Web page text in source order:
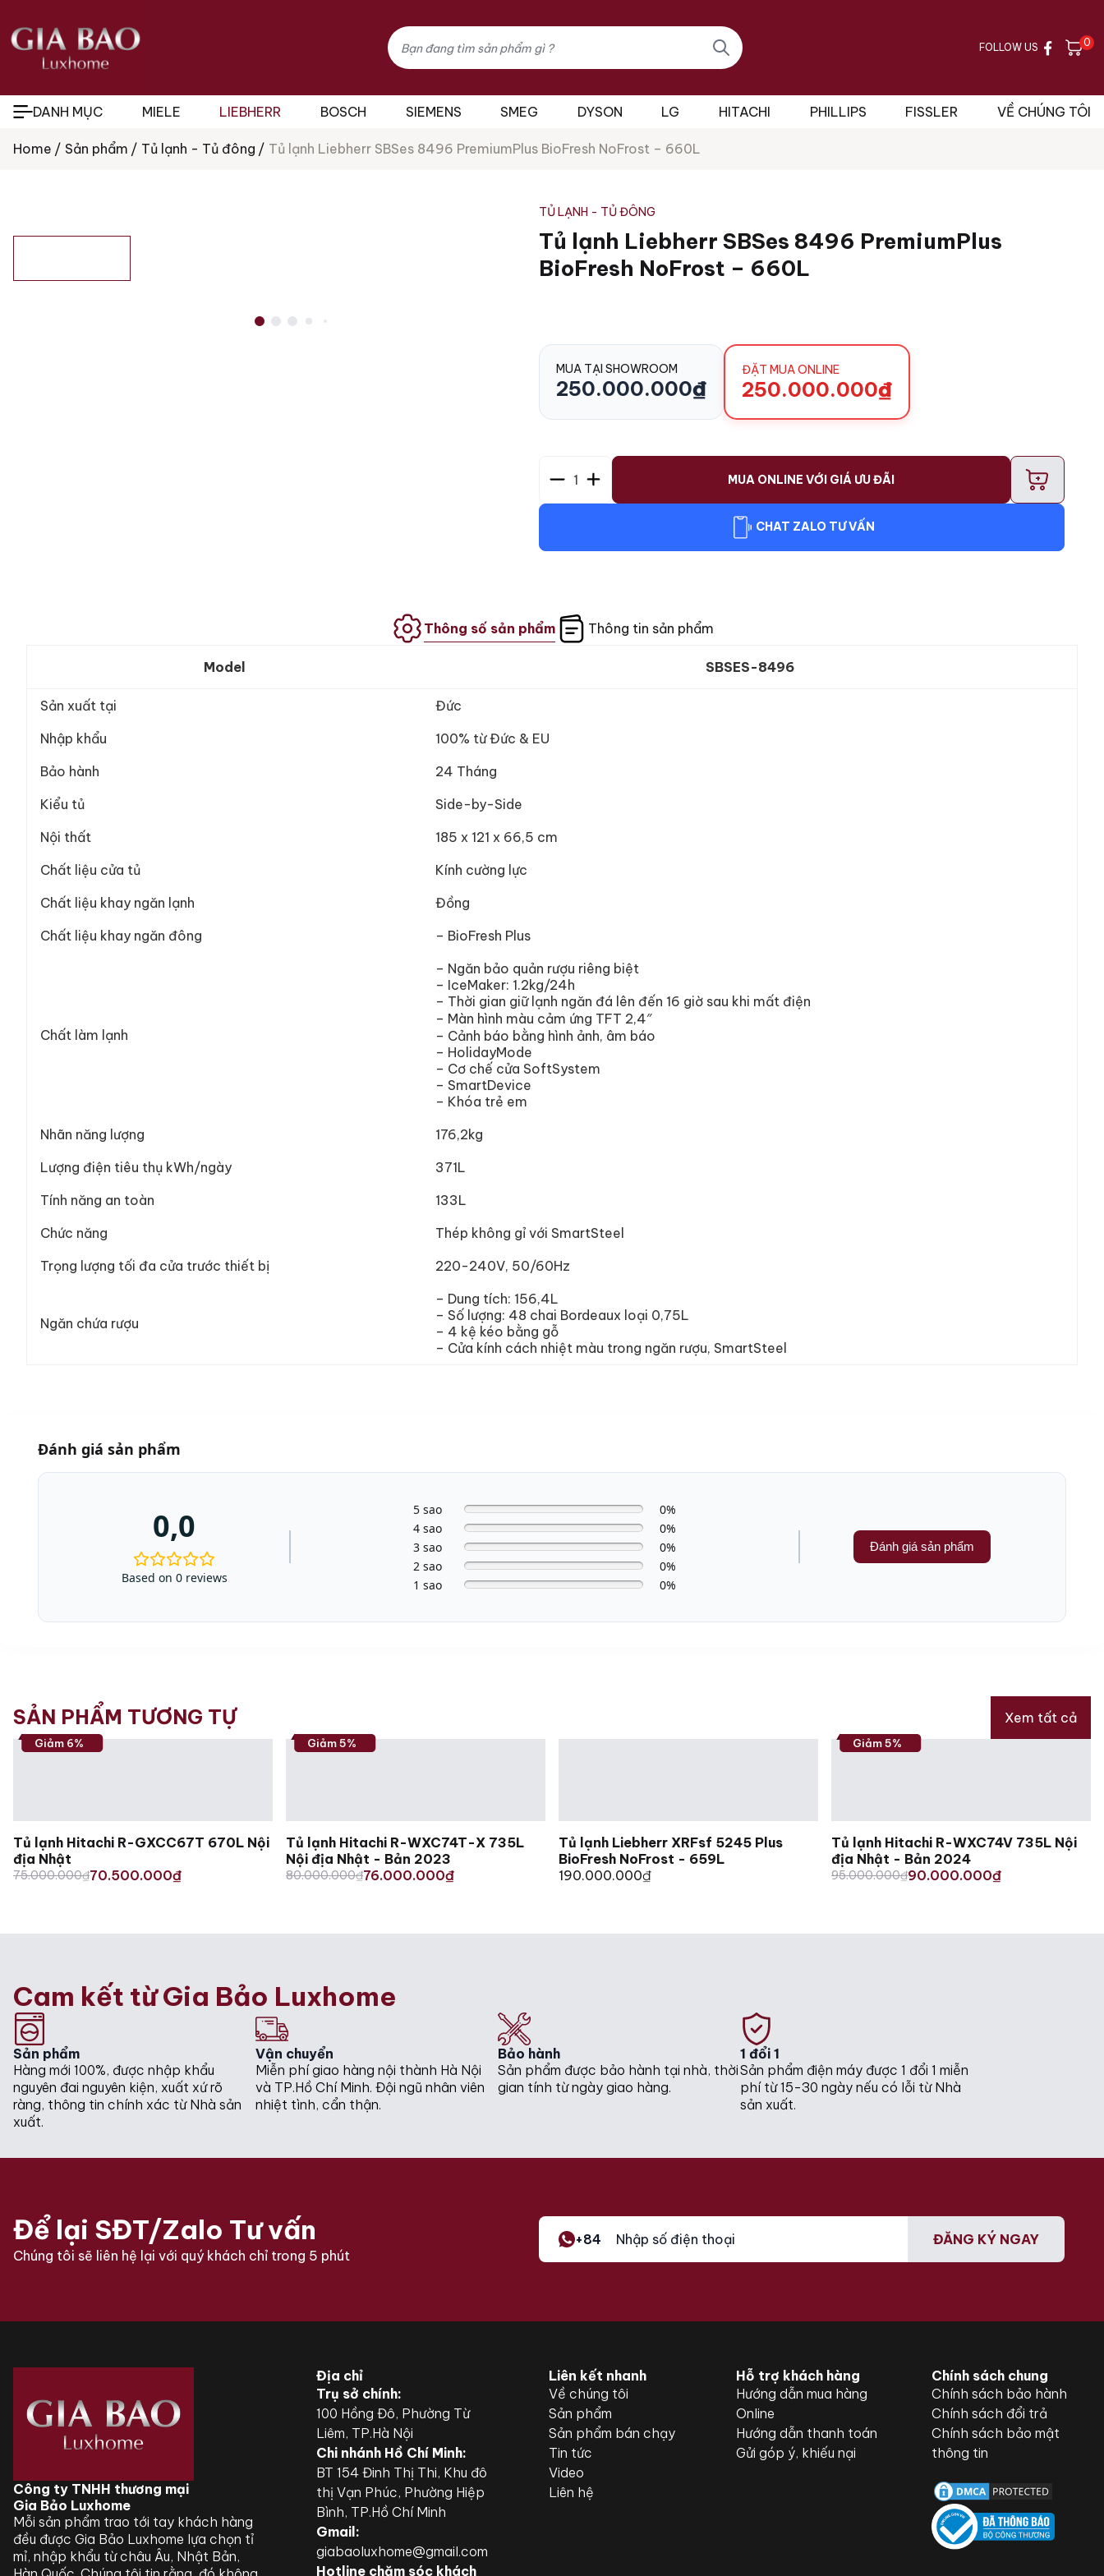
Tìm
kiếm
sản
phẩm
FOLLOW US 0
DANH MỤC MIELE LIEBHERR BOSCH SIEMENS SMEG DYSON LG HITACHI PHILLIPS FISSLER VỀ CHÚNG TÔI
Home Sản phẩm Tủ lạnh - Tủ đông Tủ lạnh Liebherr SBSes 8496 PremiumPlus BioFresh NoFrost – 660L
TỦ LẠNH - TỦ ĐÔNG
Tủ lạnh Liebherr SBSes 8496 PremiumPlus
BioFresh NoFrost – 660L
MUA TẠI SHOWROOM
250.000.000₫
ĐẶT MUA ONLINE
250.000.000₫
1 MUA ONLINE VỚI GIÁ ƯU ĐÃI +
CHAT ZALO TƯ VẤN
Thông số sản phẩm Thông tin sản phẩm
Model SBSES-8496
Sản xuất tại
Đức
Nhập khẩu
100% từ Đức & EU
Bảo hành
24 Tháng
Kiểu tủ
Side-by-Side
Nội thất
185 x 121 x 66,5 cm
Chất liệu cửa tủ
Kính cường lực
Chất liệu khay ngăn lạnh
Đồng
Chất liệu khay ngăn đông
– BioFresh Plus
Chất làm lạnh
– Ngăn bảo quản rượu riêng biệt
– IceMaker: 1.2kg/24h
– Thời gian giữ lạnh ngăn đá lên đến 16 giờ sau khi mất điện
– Màn hình màu cảm ứng TFT 2,4″
– Cảnh báo bằng hình ảnh, âm báo
– HolidayMode
– Cơ chế cửa SoftSystem
– SmartDevice
– Khóa trẻ em
Nhãn năng lượng
176,2kg
Lượng điện tiêu thụ kWh/ngày
371L
Tính năng an toàn
133L
Chức năng
Thép không gỉ với SmartSteel
Trọng lượng tối đa cửa trước thiết bị
220-240V, 50/60Hz
Ngăn chứa rượu
– Dung tích: 156,4L
– Số lượng: 48 chai Bordeaux loại 0,75L
– 4 kệ kéo bằng gỗ
– Cửa kính cách nhiệt màu trong ngăn rượu, SmartSteel
Đánh giá sản phẩm
0,0
Based on 0 reviews
5 sao
0%
4 sao
0%
3 sao
0%
2 sao
0%
1 sao
0%
Đánh giá sản phẩm
SẢN PHẨM TƯƠNG TỰ Xem tất cả
Giảm 6%
Tủ lạnh Hitachi R-GXCC67T 670L Nội
địa Nhật
75.000.000₫
Original
70.500.000₫
Current
Giảm 5%
Tủ lạnh Hitachi R-WXC74T-X 735L
Nội địa Nhật - Bản 2023
80.000.000₫
Original
76.000.000₫
Current
Tủ lạnh Liebherr XRFsf 5245 Plus
BioFresh NoFrost - 659L
190.000.000₫
Giảm 5%
Tủ lạnh Hitachi R-WXC74V 735L Nội
địa Nhật - Bản 2024
95.000.000₫
Original
90.000.000₫
Current
Cam kết từ Gia Bảo Luxhome
Sản phẩm
Hàng mới 100%, được nhập khẩu
nguyên đai nguyên kiện, xuất xứ rõ
ràng, thông tin chính xác từ Nhà sản
xuất.
Vận chuyển
Miễn phí giao hàng nội thành Hà Nội
và TP.Hồ Chí Minh. Đội ngũ nhân viên
nhiệt tình, cẩn thận.
Bảo hành
Sản phẩm được bảo hành tại nhà, thời
gian tính từ ngày giao hàng.
1 đổi 1
Sản phẩm điện máy được 1 đổi 1 miễn
phí từ 15-30 ngày nếu có lỗi từ Nhà
sản xuất.
Để lại SĐT/Zalo Tư vấn
Chúng tôi sẽ liên hệ lại với quý khách chỉ trong 5 phút
+84 ĐĂNG KÝ NGAY
Công ty TNHH thương mại
Gia Bảo Luxhome
Mỗi sản phẩm trao tới tay khách hàng
đều được Gia Bảo Luxhome lựa chọn tỉ
mỉ, nhập khẩu từ châu Âu, Nhật Bản,
Địa chỉ
Trụ sở chính:
100 Hồng Đô, Phường Từ
Liêm, TP.Hà Nội
Chi nhánh Hồ Chí Minh:
BT 154 Đinh Thị Thi, Khu đô
thị Vạn Phúc, Phường Hiệp
Bình, TP.Hồ Chí Minh
Gmail:
giabaoluxhome@gmail.com
Hotline chăm sóc khách
Liên kết nhanh
Về chúng tôi
Sản phẩm
Sản phẩm bán chạy
Tin tức
Video
Liên hệ
Hỗ trợ khách hàng
Hướng dẫn mua hàng
Online
Hướng dẫn thanh toán
Gửi góp ý, khiếu nại
Chính sách chung
Chính sách bảo hành
Chính sách đổi trả
Chính sách bảo mật
thông tin